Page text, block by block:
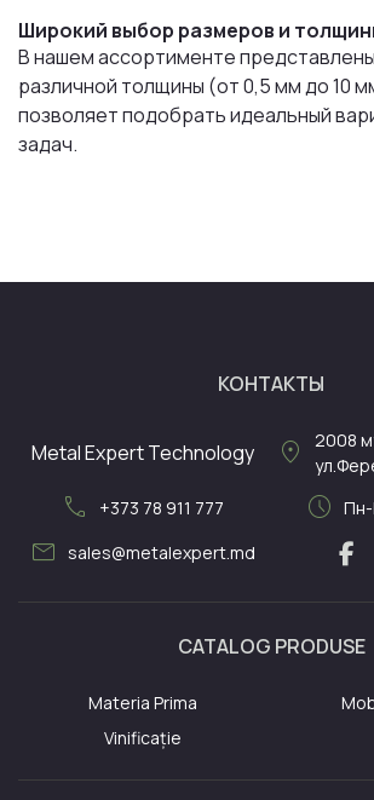
Широкий выбор размеров и
В нашем ассортименте
различной толщины (от 0,5 мм до 10
позволяет подобрать идеальный
задач.
КОНТАКТЫ
Metal Expert Technology location_on 2008
call +373 78 911 777 schedule
mail sales@metalexpert.md
CATALOG PRODUSE
Materia Prima
Vinificație